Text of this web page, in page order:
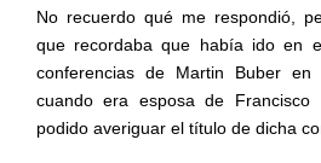
No recuerdo qué me respondió,
que recordaba que había ido en
conferencias de Martin Buber
cuando era esposa de
podido averiguar el título de dicha